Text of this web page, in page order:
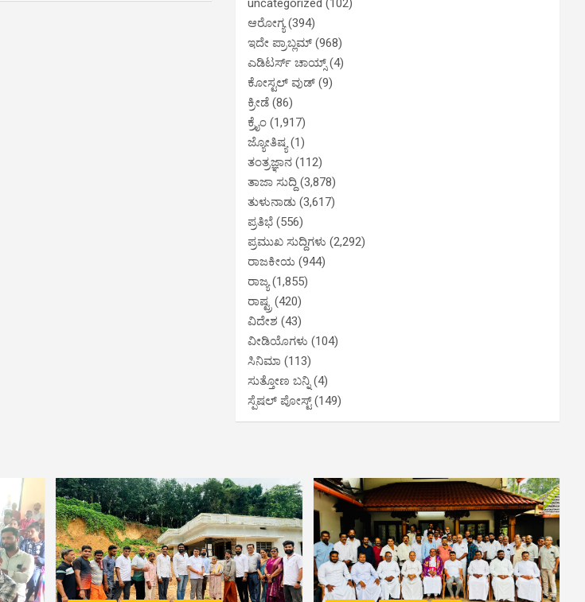
uncategorized (102)
ಆರೋಗ್ಯ(394)
ಇದೇ ಪ್ರಾಬ್ಲಮ್ (968)
ಎಡಿಟರ್ಸ್ ಚಾಯ್ಸ್(4)
ಕೋಸ್ಟಲ್ ವುಡ್ (9)
ಕ್ರೀಡೆ (86)
ಕ್ರೈಂ (1,917)
ಜ್ಯೋತಿಷ್ಯ(1)
ತಂತ್ರಜ್ಞಾನ (112)
ತಾಜಾ ಸುದ್ದಿ (3,878)
ತುಳುನಾಡು (3,617)
ಪ್ರತಿಭೆ (556)
ಪ್ರಮುಖ ಸುದ್ದಿಗಳು (2,292)
ರಾಜಕೀಯ (944)
ರಾಜ್ಯ(1,855)
ರಾಷ್ಟ್ರ (420)
ವಿದೇಶ (43)
ವೀಡಿಯೊಗಳು (104)
ಸಿನಿಮಾ (113)
ಸುತ್ತೋಣ ಬನ್ನಿ(4)
ಸ್ಪೆಷಲ್ ಪೋಸ್ಟ್(149)